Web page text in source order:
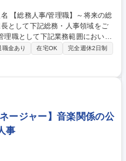
理職として下記業務範囲において
ら組織課題を整理し主体的に推進
理（社宅管理、本社、各支店の職
章管理等）、社内イベント運営・
ジメント ※その他、当社工場との
ご担当いただきます※法務業務は
織では事務業務がメインとなりま
将来の総務部門を担う幹部候補～
職金あり 在宅OK
完全週休2日制
ージャー】音楽関係の公
事